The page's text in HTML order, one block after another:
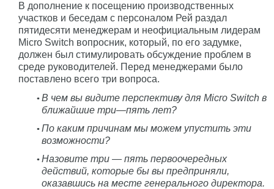
В дополнение к посещению производственных
участков и беседам с персоналом Рей раздал
пятидесяти менеджерам и неофициальным лидерам
Micro Switch вопросник, который, по его задумке,
должен был стимулировать обсуждение проблем в
среде руководителей. Перед менеджерами было
поставлено всего три вопроса.
В чем вы видите перспективу для Micro Switch в
ближайшие три—пять лет?
По каким причинам мы можем упустить эти
возможности?
Назовите три — пять первоочередных
действий, которые бы вы предприняли,
оказавшись на месте генерального директора.